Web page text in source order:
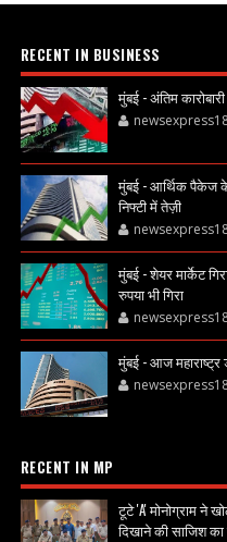
RECENT IN BUSINESS
मुंबई - अंतिम
मुंबई - आर्थिक पैकेज
निफ्टी में तेज़ी
मुंबई - शेयर मार्केट
रुपया भी गिरा
मुंबई - आज महाराष्ट्र
RECENT IN MP
टूटे 'A' मोनोग्राम ने
दिखाने की साजिश का